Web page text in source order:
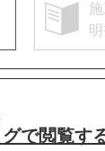
で閲覧す